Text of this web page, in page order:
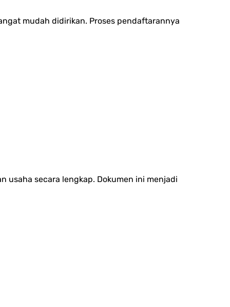
mudah didirikan. Proses pendaftarannya
usaha secara lengkap. Dokumen ini menjadi